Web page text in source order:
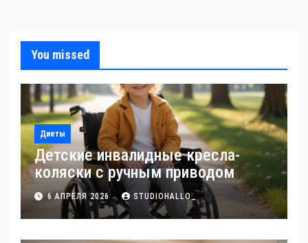
You missed
Диеты
Детские инвалидные кресла-
коляски с ручным приводом
6 АПРЕЛЯ 2026 STUDIOHALLO_